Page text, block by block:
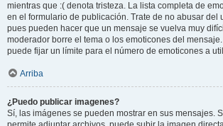
mientras que :( denota tristeza. La lista completa de
en el formulario de publicación. Trate de no abusar del
pues pueden hacer que un mensaje se vuelva muy
moderador borre el tema o los emoticones del
puede fijar un límite para el número de emoticones a
Arriba
¿Puedo publicar imagenes?
Sí, las imágenes se pueden mostrar en sus mensajes.